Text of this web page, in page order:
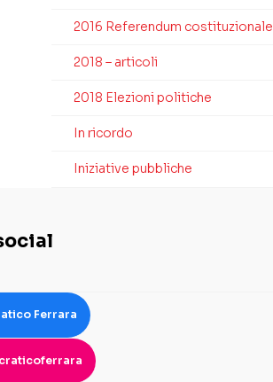
2016 Referendum costituzionale
2018 – articoli
2018 Elezioni politiche
In ricordo
Iniziative pubbliche
Ferrara